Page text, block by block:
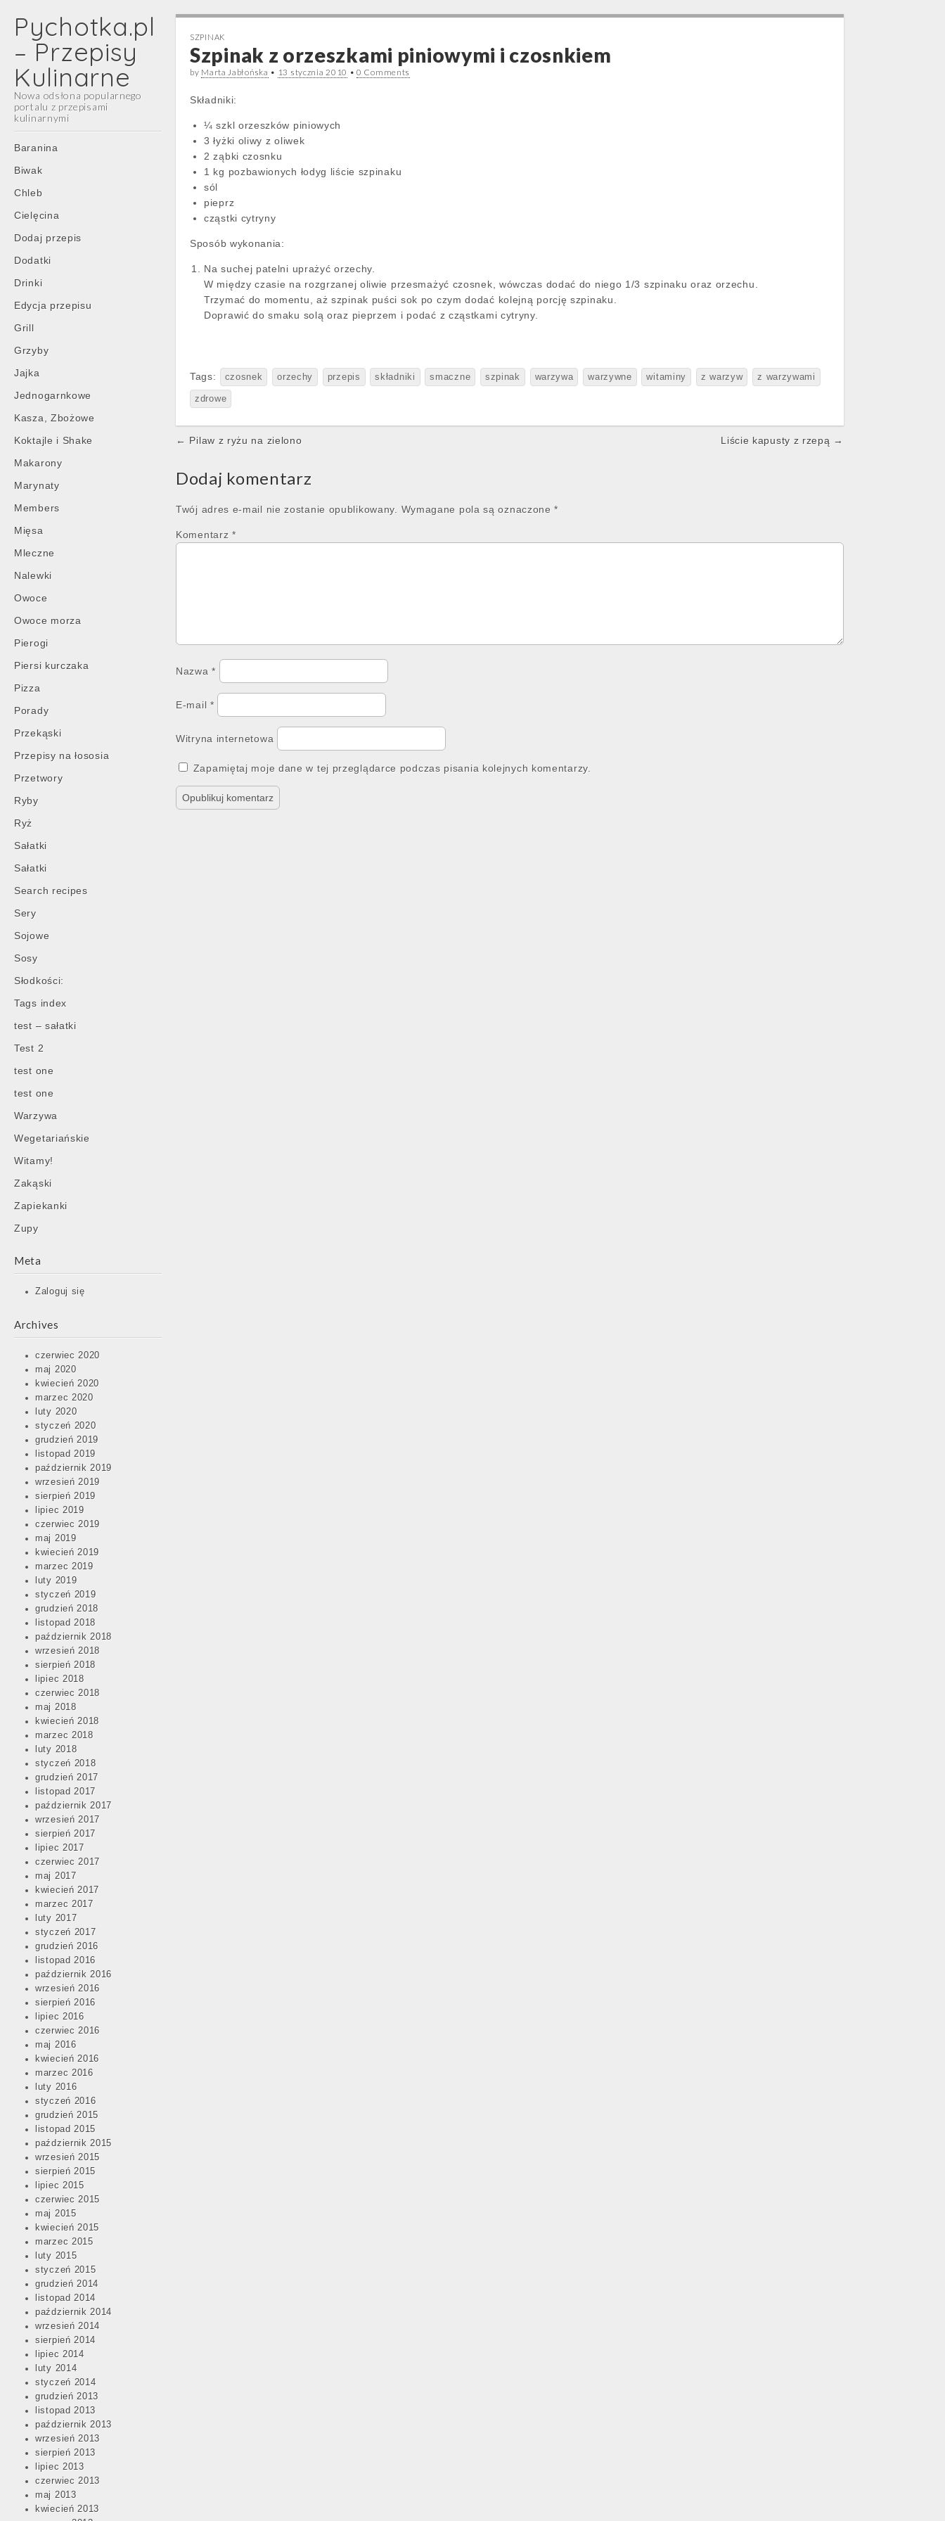
Pychotka.pl
– Przepisy
Kulinarne
Nowa odsłona popularnego
portalu z przepisami
kulinarnymi
Main
menu
Skip
content
Baranina
Biwak
Chleb
Cielęcina
Dodaj przepis
Dodatki
Drinki
Edycja przepisu
Grill
Grzyby
Jajka
Jednogarnkowe
Kasza, Zbożowe
Koktajle i Shake
Makarony
Marynaty
Members
Mięsa
Mleczne
Nalewki
Owoce
Owoce morza
Pierogi
Piersi kurczaka
Pizza
Porady
Przekąski
Przepisy na łososia
Przetwory
Ryby
Ryż
Sałatki
Sałatki
Search recipes
Sery
Sojowe
Sosy
Słodkości:
Tags index
test – sałatki
Test 2
test one
test one
Warzywa
Wegetariańskie
Witamy!
Zakąski
Zapiekanki
Zupy
Meta
Zaloguj się
Archives
czerwiec 2020
maj 2020
kwiecień 2020
marzec 2020
luty 2020
styczeń 2020
grudzień 2019
listopad 2019
październik 2019
wrzesień 2019
sierpień 2019
lipiec 2019
czerwiec 2019
maj 2019
kwiecień 2019
marzec 2019
luty 2019
styczeń 2019
grudzień 2018
listopad 2018
październik 2018
wrzesień 2018
sierpień 2018
lipiec 2018
czerwiec 2018
maj 2018
kwiecień 2018
marzec 2018
luty 2018
styczeń 2018
grudzień 2017
listopad 2017
październik 2017
wrzesień 2017
sierpień 2017
lipiec 2017
czerwiec 2017
maj 2017
kwiecień 2017
marzec 2017
luty 2017
styczeń 2017
grudzień 2016
listopad 2016
październik 2016
wrzesień 2016
sierpień 2016
lipiec 2016
czerwiec 2016
maj 2016
kwiecień 2016
marzec 2016
luty 2016
styczeń 2016
grudzień 2015
listopad 2015
październik 2015
wrzesień 2015
sierpień 2015
lipiec 2015
czerwiec 2015
maj 2015
kwiecień 2015
marzec 2015
luty 2015
styczeń 2015
grudzień 2014
listopad 2014
październik 2014
wrzesień 2014
sierpień 2014
lipiec 2014
luty 2014
styczeń 2014
grudzień 2013
listopad 2013
październik 2013
wrzesień 2013
sierpień 2013
lipiec 2013
czerwiec 2013
maj 2013
kwiecień 2013
SZPINAK
Szpinak z orzeszkami piniowymi i czosnkiem
by Marta Jabłońska • 13 stycznia 2010 •0 Comments
Składniki:
¼ szkl orzeszków piniowych
3 łyżki oliwy z oliwek
2 ząbki czosnku
1 kg pozbawionych łodyg liście szpinaku
sól
pieprz
cząstki cytryny
Sposób wykonania:
Na suchej patelni uprażyć orzechy.
W między czasie na rozgrzanej oliwie przesmażyć czosnek, wówczas dodać do niego 1/3 szpinaku oraz orzechu.
Trzymać do momentu, aż szpinak puści sok po czym dodać kolejną porcję szpinaku.
Doprawić do smaku solą oraz pieprzem i podać z cząstkami cytryny.
Tags: czosnek orzechy przepis składniki smaczne szpinak warzywa warzywne witaminy z warzyw z warzywami
zdrowe
Post
← Pilaw z ryżu na zielono Liście kapusty z rzepą →
Dodaj komentarz
Twój adres e-mail nie zostanie opublikowany. Wymagane pola są oznaczone*
Komentarz *
Nazwa*
E-mail *
Witryna internetowa
Zapamiętaj moje dane w tej przeglądarce podczas pisania kolejnych komentarzy.